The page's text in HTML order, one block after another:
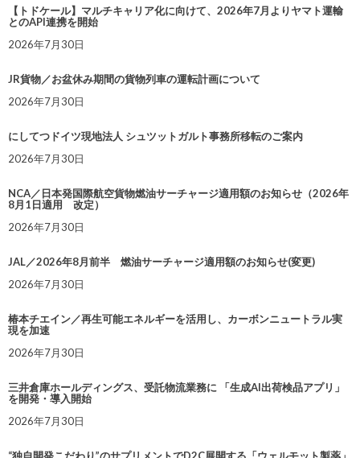
【トドケール】マルチキャリア化に向けて、2026年7月よりヤマト運輸
とのAPI連携を開始
2026年7月30日
JR貨物／お盆休み期間の貨物列車の運転計画について
2026年7月30日
にしてつドイツ現地法人 シュツットガルト事務所移転のご案内
2026年7月30日
NCA／日本発国際航空貨物燃油サーチャージ適用額のお知らせ（2026年
8月1日適用 改定）
2026年7月30日
JAL／2026年8月前半 燃油サーチャージ適用額のお知らせ(変更)
2026年7月30日
椿本チエイン／再生可能エネルギーを活用し、カーボンニュートラル実
現を加速
2026年7月30日
三井倉庫ホールディングス、受託物流業務に 「生成AI出荷検品アプリ」
を開発・導入開始
2026年7月30日